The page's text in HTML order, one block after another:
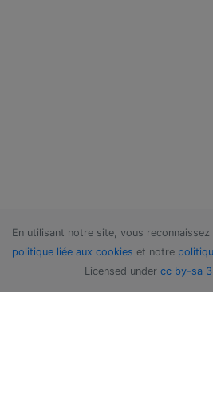
En utilisant notre site, vous
politique liée aux cookies et notre
Licensed under cc by-sa